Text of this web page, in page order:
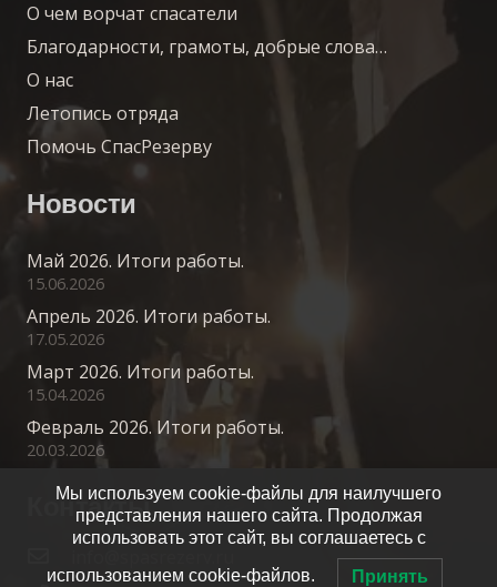
О чем ворчат спасатели
Благодарности, грамоты, добрые слова…
О нас
Летопись отряда
Помочь СпасРезерву
Новости
Май 2026. Итоги работы.
15.06.2026
Апрель 2026. Итоги работы.
17.05.2026
Март 2026. Итоги работы.
15.04.2026
Февраль 2026. Итоги работы.
20.03.2026
Контакты
Мы используем cookie-файлы для наилучшего
представления нашего сайта. Продолжая
использовать этот сайт, вы соглашаетесь с
использованием cookie-файлов. Принять